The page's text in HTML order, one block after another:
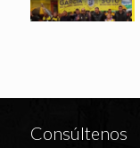
Consúltenos